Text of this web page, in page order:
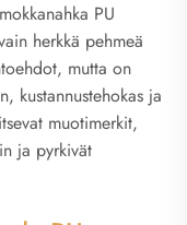
PU
herkkä pehmeä
mutta on
kustannustehokas ja
muotimerkit,
ja pyrkivät